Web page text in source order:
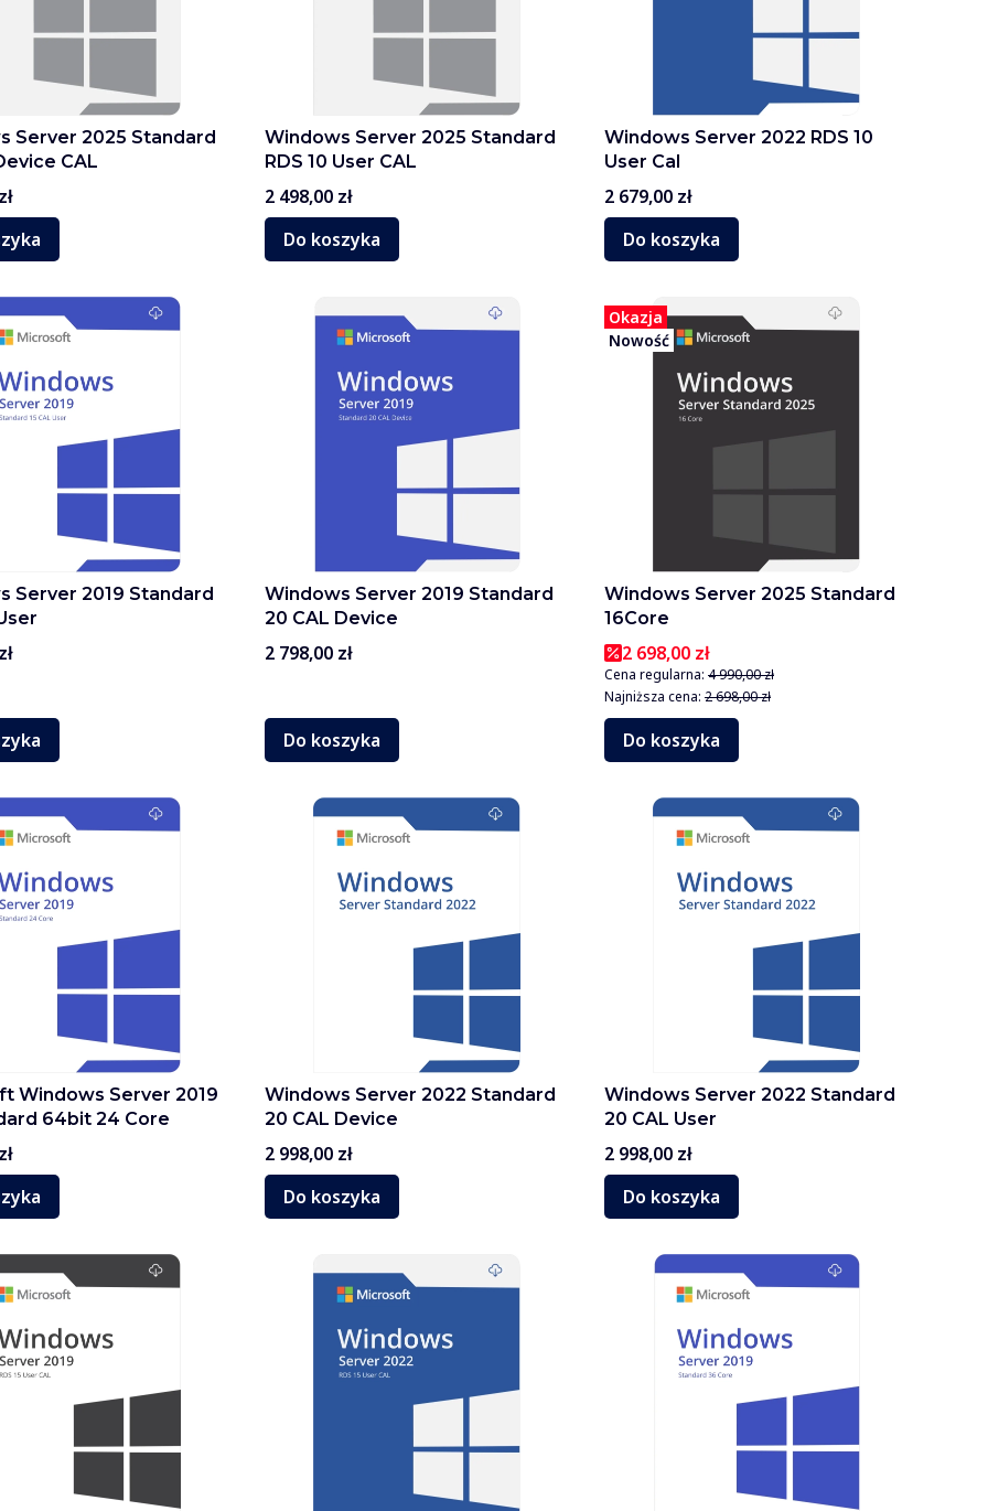
Server 2025 Standard
CAL
Windows Server 2025 Standard
RDS 10 User CAL
Cena
2 498,00 zł
Do koszyka
Windows Server 2022 RDS 10
User Cal
Cena
2 679,00 zł
Do koszyka
Server 2019 Standard
Windows Server 2019 Standard
20 CAL Device
Cena
2 798,00 zł
Do koszyka
Okazja
Nowość
Windows Server 2025 Standard
16Core
2 698,00 zł
Cena regularna: 4 990,00 zł
Najniższa cena: 2 698,00 zł
Do koszyka
Windows Server 2019
64bit 24 Core
Windows Server 2022 Standard
20 CAL Device
Cena
2 998,00 zł
Do koszyka
Windows Server 2022 Standard
20 CAL User
Cena
2 998,00 zł
Do koszyka